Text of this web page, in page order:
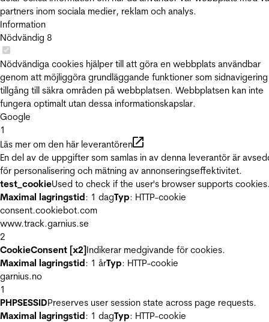
partners inom sociala medier, reklam och analys.
Information
Nödvändig 8
Nödvändiga cookies hjälper till att göra en webbplats användbar
genom att möjliggöra grundläggande funktioner som
tillgång till säkra områden på webbplatsen. Webbplatsen kan inte
fungera optimalt utan dessa informationskapslar.
Google
1
Läs mer om den här leverantören
En del av de uppgifter som samlas in av denna leverantör är
för personalisering och mätning av annonseringseffektivitet.
test_cookieUsed to check if the user's browser supports
Maximal lagringstid: 1 dagTyp: HTTP-cookie
consent.cookiebot.com
www.track.garnius.se
2
CookieConsent [x2]Indikerar medgivande för cookies.
Maximal lagringstid: 1 årTyp: HTTP-cookie
garnius.no
1
PHPSESSIDPreserves user session state across page requests.
Maximal lagringstid: 1 dagTyp: HTTP-cookie